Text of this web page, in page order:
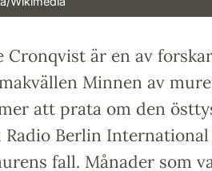
är en av
Minnen av
att prata om den
Berlin International
fall. Månader som